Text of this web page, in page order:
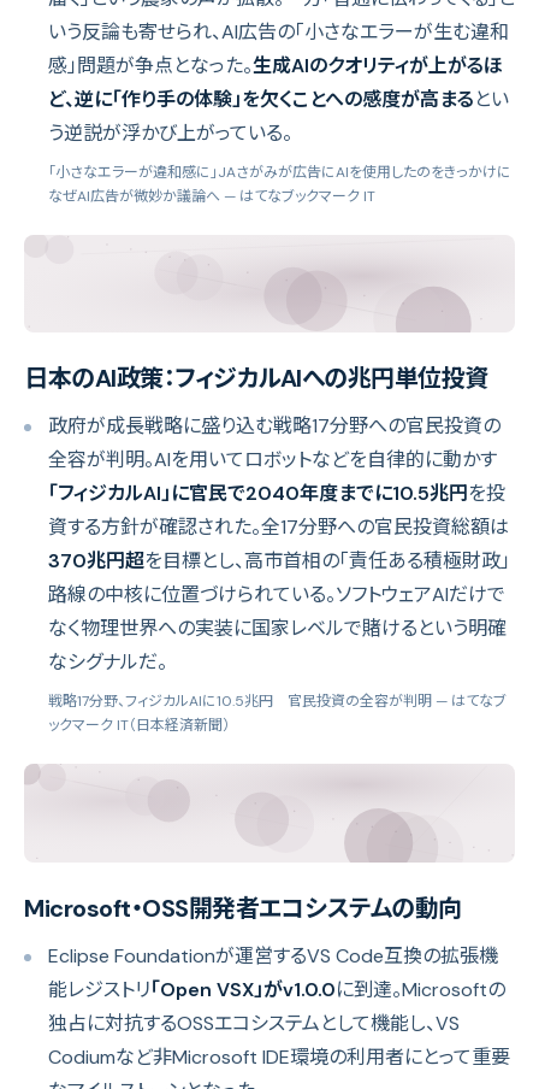
いう反論も寄せられ、AI広告の「小さなエラーが生む違和
感」問題が争点となった。生成AIのクオリティが上がるほ
ど、逆に「作り手の体験」を欠くことへの感度が高まるとい
う逆説が浮かび上がっている。
「小さなエラーが違和感に」JAさがみが広告にAIを使用したのをきっかけに
なぜAI広告が微妙か議論へ — はてなブックマーク IT
日本のAI政策：フィジカルAIへの兆円単位投資
政府が成長戦略に盛り込む戦略17分野への官民投資の
全容が判明。AIを用いてロボットなどを自律的に動かす
「フィジカルAI」に官民で2040年度までに10.5兆円を投
資する方針が確認された。全17分野への官民投資総額は
370兆円超を目標とし、高市首相の「責任ある積極財政」
路線の中核に位置づけられている。ソフトウェアAIだけで
なく物理世界への実装に国家レベルで賭けるという明確
なシグナルだ。
戦略17分野、フィジカルAIに10.5兆円 官民投資の全容が判明 — はてなブ
ックマーク IT（日本経済新聞）
Microsoft・OSS開発者エコシステムの動向
Eclipse Foundationが運営するVS Code互換の拡張機
能レジストリ「Open VSX」がv1.0.0に到達。Microsoftの
独占に対抗するOSSエコシステムとして機能し、VS
Codiumなど非Microsoft IDE環境の利用者にとって重要